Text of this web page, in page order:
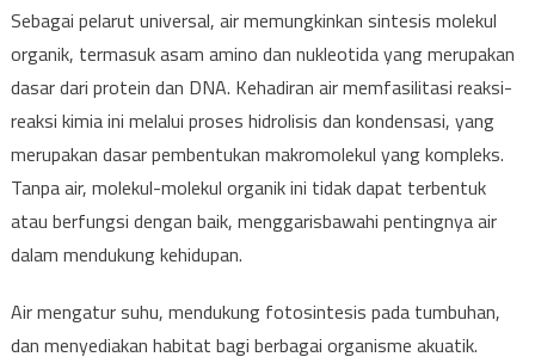
Sebagai pelarut universal, air memungkinkan sintesis molekul
organik, termasuk asam amino dan nukleotida yang merupakan
dasar dari protein dan DNA. Kehadiran air memfasilitasi reaksi-
reaksi kimia ini melalui proses hidrolisis dan kondensasi, yang
merupakan dasar pembentukan makromolekul yang kompleks.
Tanpa air, molekul-molekul organik ini tidak dapat terbentuk
atau berfungsi dengan baik, menggarisbawahi pentingnya air
dalam mendukung kehidupan.
Air mengatur suhu, mendukung fotosintesis pada tumbuhan,
dan menyediakan habitat bagi berbagai organisme akuatik.